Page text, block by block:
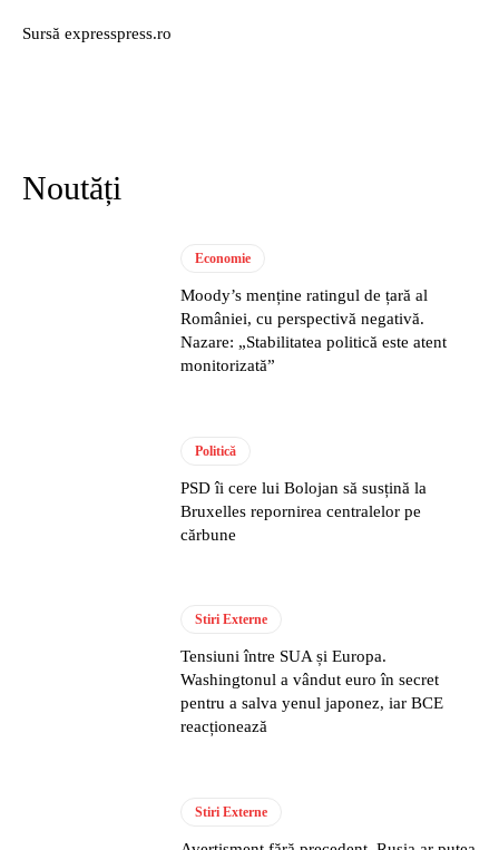
Sursă expresspress.ro
Noutăți
Economie
Moody’s menține ratingul de țară al
României, cu perspectivă negativă.
Nazare: „Stabilitatea politică este atent
monitorizată”
Politică
PSD îi cere lui Bolojan să susțină la
Bruxelles repornirea centralelor pe
cărbune
Stiri Externe
Tensiuni între SUA și Europa.
Washingtonul a vândut euro în secret
pentru a salva yenul japonez, iar BCE
reacționează
Stiri Externe